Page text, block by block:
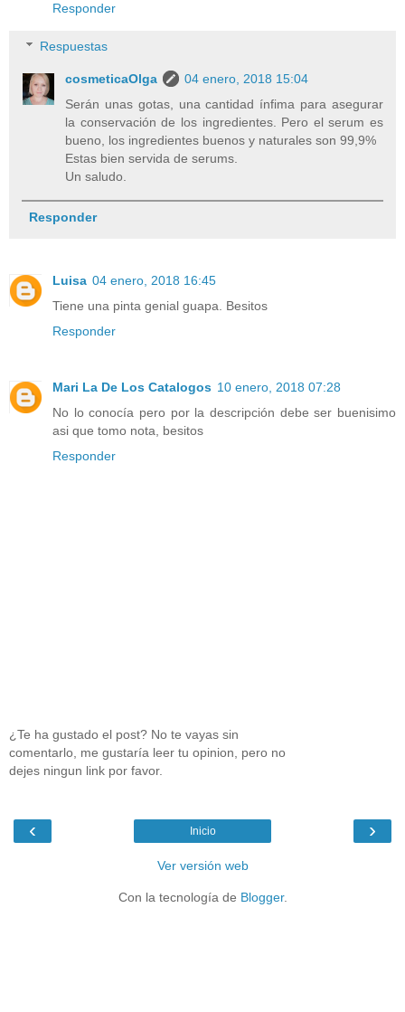
Responder
Respuestas
cosmeticaOlga
04 enero, 2018 15:04
Serán unas gotas, una cantidad ínfima para asegurar
la conservación de los ingredientes. Pero el serum es
bueno, los ingredientes buenos y naturales son 99,9%
Estas bien servida de serums.
Un saludo.
Responder
Luisa 04 enero, 2018 16:45
Tiene una pinta genial guapa. Besitos
Responder
Mari La De Los Catalogos 10 enero, 2018 07:28
No lo conocía pero por la descripción debe ser buenisimo
asi que tomo nota, besitos
Responder
¿Te ha gustado el post? No te vayas sin
comentarlo, me gustaría leer tu opinion, pero no
dejes ningun link por favor.
‹ ›
Inicio
Ver versión web
Con la tecnología de Blogger.